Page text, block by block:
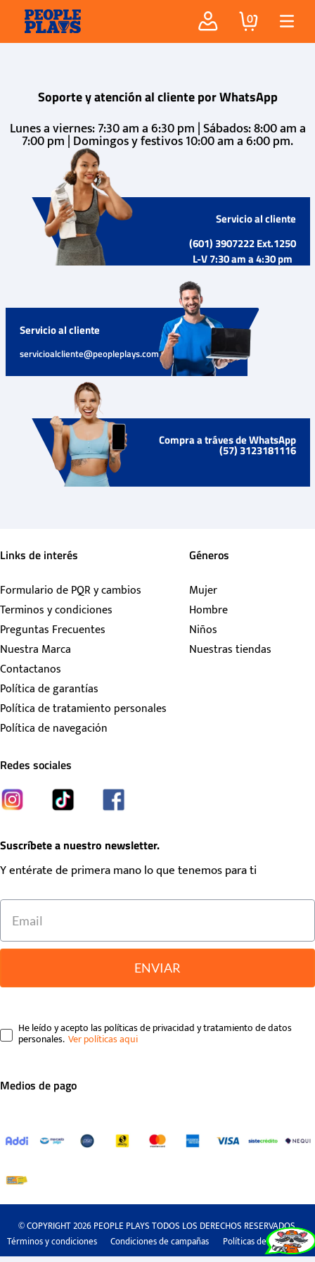
0
Soporte y atención al cliente por WhatsApp
Lunes a viernes: 7:30 am a 6:30 pm | Sábados: 8:00 am a
7:00 pm | Domingos y festivos 10:00 am a 6:00 pm.
Servicio al cliente
(601) 3907222 Ext.1250
L-V 7:30 am a 4:30 pm
Servicio al cliente
servicioalcliente@peopleplays.com
Compra a tráves de WhatsApp
(57) 3123181116
Links de interés
Formulario de PQR y cambios
Terminos y condiciones
Preguntas Frecuentes
Nuestra Marca
Contactanos
Política de garantías
Política de tratamiento personales
Política de navegación
Géneros
Mujer
Hombre
Niños
Nuestras tiendas
Redes sociales
Suscríbete a nuestro newsletter.
Y entérate de primera mano lo que tenemos para ti
ENVIAR
He leído y acepto las políticas de privacidad y tratamiento de datos
personales.
Medios de pago
© COPYRIGHT 2026 PEOPLE PLAYS TODOS LOS DERECHOS RESERVADOS.
Términos y condiciones
Condiciones de campañas Políticas de privacidad